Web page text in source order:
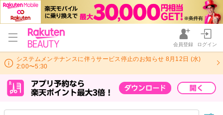
会員登録 ログイン
システムメンテナンスに伴うサービス停止のお知らせ 8月12日 (水)
2:00〜5:30